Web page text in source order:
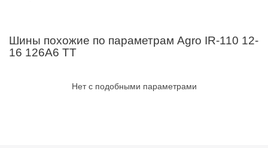
Шины похожие по параметрам Agro IR-110 12-
16 126A6 TT
Нет с подобными параметрами